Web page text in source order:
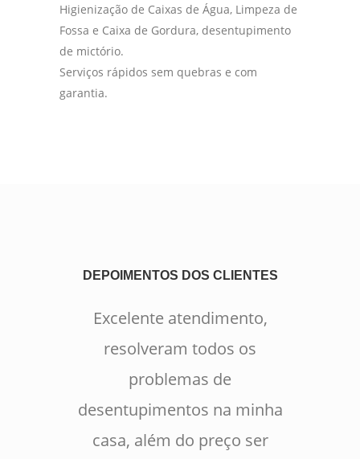
Higienização de Caixas de Água, Limpeza de
Fossa e Caixa de Gordura, desentupimento
de mictório.
Serviços rápidos sem quebras e com
garantia.
DEPOIMENTOS DOS CLIENTES
Excelente atendimento,
resolveram todos os
problemas de
desentupimentos na minha
casa, além do preço ser